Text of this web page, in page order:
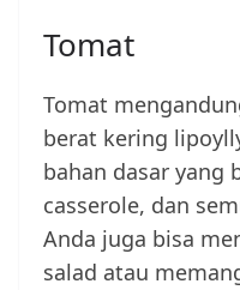
Tomat
Tomat
berat kering
bahan dasar yang
casserole, dan
Anda juga bisa
salad atau